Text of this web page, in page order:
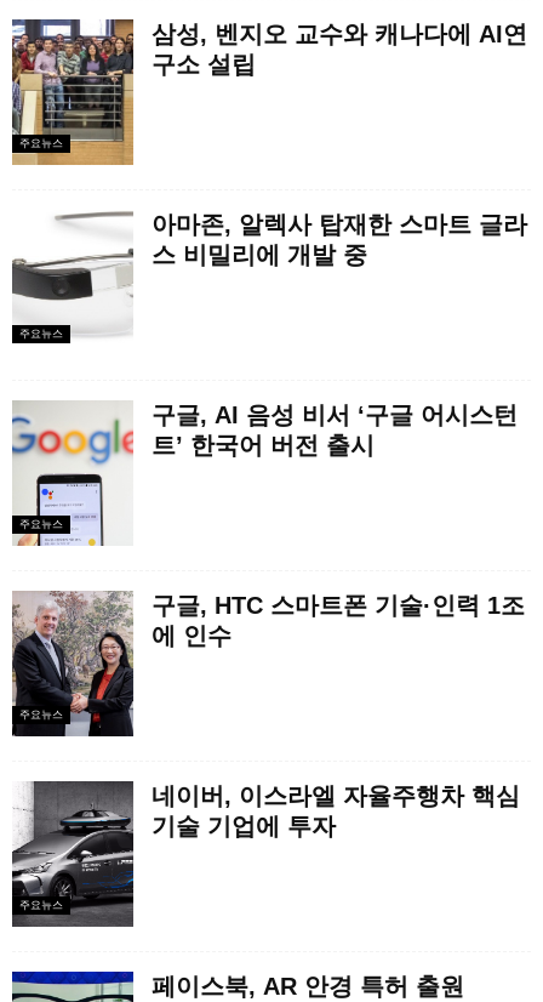
주요뉴스
삼성, 벤지오 교수와 캐나다에 AI연
구소 설립
주요뉴스
아마존, 알렉사 탑재한 스마트 글라
스 비밀리에 개발 중
주요뉴스
구글, AI 음성 비서 ‘구글 어시스턴
트’ 한국어 버전 출시
주요뉴스
구글, HTC 스마트폰 기술·인력 1조
에 인수
주요뉴스
네이버, 이스라엘 자율주행차 핵심
기술 기업에 투자
페이스북, AR 안경 특허 출원